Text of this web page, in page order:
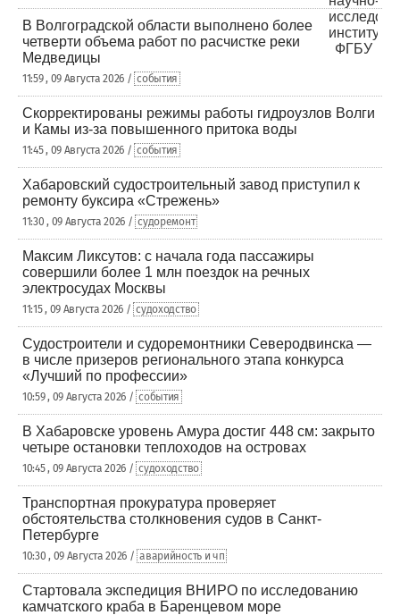
В Волгоградской области выполнено более
четверти объема работ по расчистке реки
Медведицы
11:59 , 09 Августа 2026 / события
Скорректированы режимы работы гидроузлов Волги
и Камы из-за повышенного притока воды
11:45 , 09 Августа 2026 / события
Хабаровский судостроительный завод приступил к
ремонту буксира «Стрежень»
11:30 , 09 Августа 2026 / судоремонт
Максим Ликсутов: с начала года пассажиры
совершили более 1 млн поездок на речных
электросудах Москвы
11:15 , 09 Августа 2026 / судоходство
Судостроители и судоремонтники Северодвинска —
в числе призеров регионального этапа конкурса
«Лучший по профессии»
10:59 , 09 Августа 2026 / события
В Хабаровске уровень Амура достиг 448 см: закрыто
четыре остановки теплоходов на островах
10:45 , 09 Августа 2026 / судоходство
Транспортная прокуратура проверяет
обстоятельства столкновения судов в Санкт-
Петербурге
10:30 , 09 Августа 2026 / аварийность и чп
Стартовала экспедиция ВНИРО по исследованию
камчатского краба в Баренцевом море